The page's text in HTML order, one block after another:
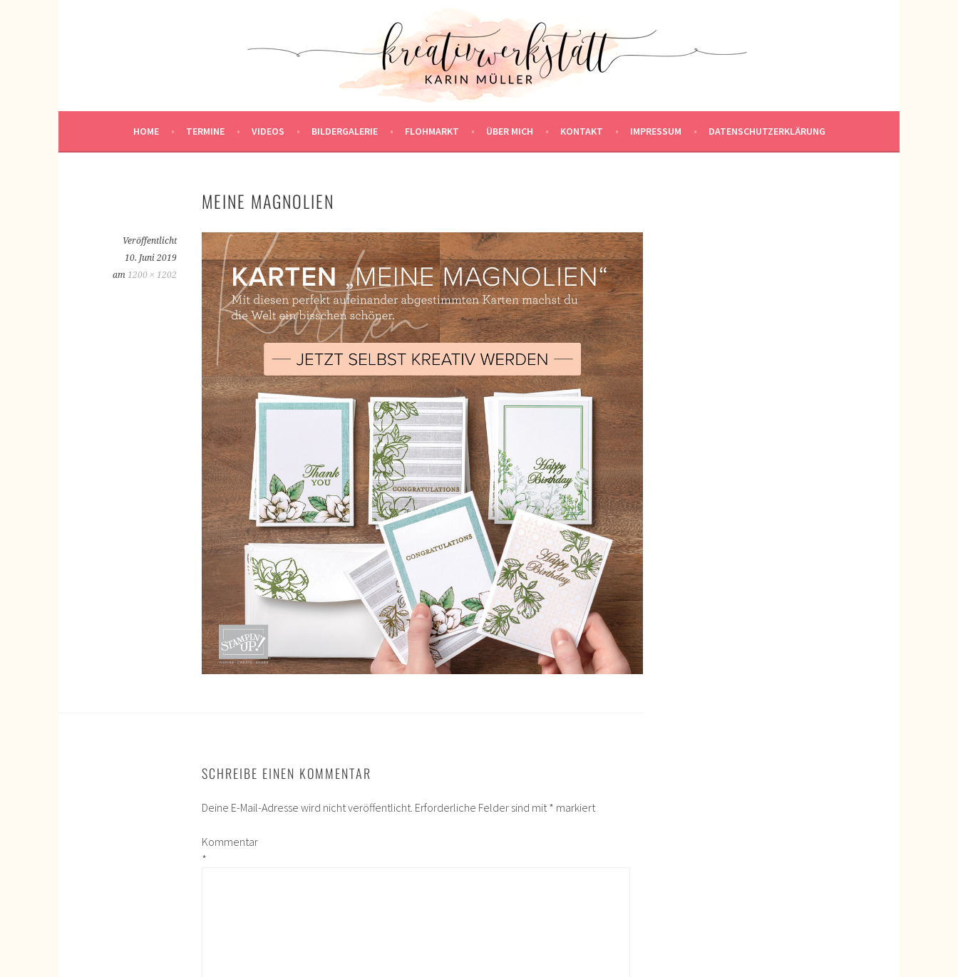
KREATIVWERKSTATT
HOME TERMINE VIDEOS BILDERGALERIE FLOHMARKT ÜBER MICH KONTAKT IMPRESSUM DATENSCHUTZERKLÄRUNG
MEINE MAGNOLIEN
Veröffentlicht
10. Juni 2019
am 1200 × 1202
SCHREIBE EINEN KOMMENTAR
Deine E-Mail-Adresse wird nicht veröffentlicht. Erforderliche Felder sind mit* markiert
Kommentar
*